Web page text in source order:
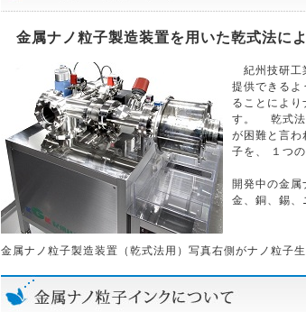
金属ナノ粒子製造装置を用いた乾式法に
紀州技研工
提供できる
ることによ
す。 乾式法
が困難と言わ
子を、 １つ
開発中の金属
金、銅、錫、
金属ナノ粒子製造装置（乾式法用）写真右側がナノ粒子生